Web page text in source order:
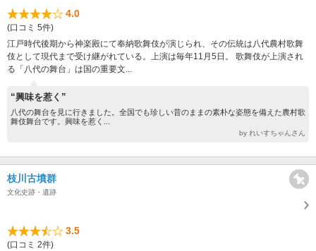
4.0
(口コミ 5件)
江戸時代後期から神楽殿にて奉納歌舞伎が演じられ、その伝統は八代農村歌舞
伎として現代まで受け継がれている。上演は毎年11月5日。 歌舞伎が上演され
る「八代の舞台」は国の重要文...
“興味を惹く”
八代の舞台を見に行きました。全国でも珍しい昔のままの素朴な姿態を備えた農村歌
舞伎舞台です。興味を惹く...
by れいすちゃんさん
枝川古墳群
文化史跡・遺跡
3.5
(口コミ 2件)